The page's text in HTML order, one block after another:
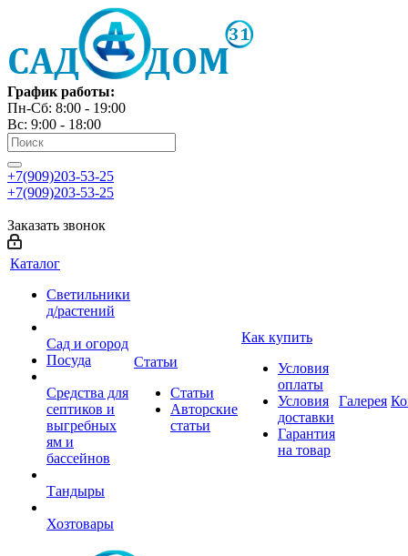
График работы:
Пн-Сб: 8:00 - 19:00
Вс: 9:00 - 18:00
+7(909)203-53-25
+7(909)203-53-25
Заказать звонок
Каталог
Светильники
д/растений
Сад и огород
Посуда
Средства для
септиков и
выгребных
ям и
бассейнов
Тандыры
Хозтовары
Статьи
Статьи
Авторские
статьи
Как купить
Условия
оплаты
Условия
доставки
Гарантия
на товар
Галерея